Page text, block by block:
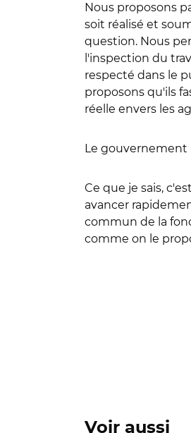
Nous proposons
soit réalisé et
question. Nous
l'inspection du
respecté dans le
proposons qu'ils
réelle envers les
Le gouvernement
Ce que je sais,
avancer
commun de la
comme on le
Voir aussi